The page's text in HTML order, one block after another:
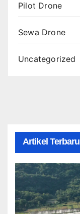
Pilot Drone
Sewa Drone
Uncategorized
Artikel Terbaru